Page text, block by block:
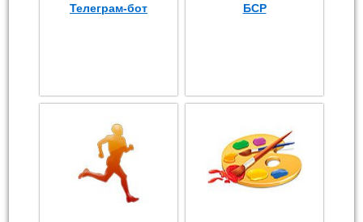
Телеграм-бот БСР